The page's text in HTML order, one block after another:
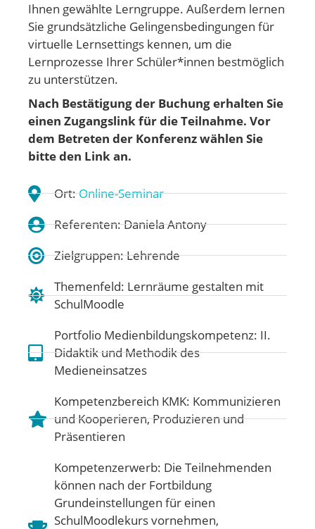
Ihnen gewählte Lerngruppe. Außerdem lernen
Sie grundsätzliche Gelingensbedingungen für
virtuelle Lernsettings kennen, um die
Lernprozesse Ihrer Schüler*innen bestmöglich
zu unterstützen.
Nach Bestätigung der Buchung erhalten Sie
einen Zugangslink für die Teilnahme. Vor
dem Betreten der Konferenz wählen Sie
bitte den Link an.
Ort:Online-Seminar
Referenten: Daniela Antony
Zielgruppen: Lehrende
Themenfeld: Lernräume gestalten mit
SchulMoodle
Portfolio Medienbildungskompetenz: II.
Didaktik und Methodik des
Medieneinsatzes
Kompetenzbereich KMK: Kommunizieren
und Kooperieren,Produzieren und
Präsentieren
Kompetenzerwerb: Die Teilnehmenden
können nach der Fortbildung
Grundeinstellungen für einen
SchulMoodlekurs vornehmen,